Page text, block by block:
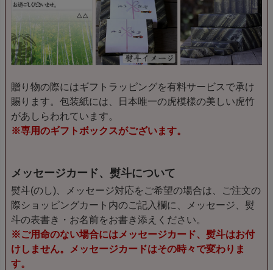
贈り物の際にはギフトラッピングを有料サービスで承け
賜ります。包装紙には、日本唯一の虎模様の美しい虎竹
があしらわれています。
※専用のギフトボックスがございます。
メッセージカード、熨斗について
熨斗(のし)、メッセージ対応をご希望の場合は、ご注文の
際ショッピングカート内のご記入欄に、メッセージ、熨
斗の表書き・お名前をお書き添えください。
※ご用命のない場合にはメッセージカード、熨斗はお付
けしません。メッセージカードはその時々で変わりま
す。